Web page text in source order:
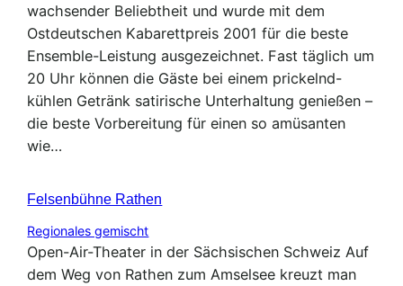
wachsender Beliebtheit und wurde mit dem
Ostdeutschen Kabarettpreis 2001 für die beste
Ensemble-Leistung ausgezeichnet. Fast täglich um
20 Uhr können die Gäste bei einem prickelnd-
kühlen Getränk satirische Unterhaltung genießen –
die beste Vorbereitung für einen so amüsanten
wie…
Felsenbühne Rathen
Regionales gemischt
Open-Air-Theater in der Sächsischen Schweiz Auf
dem Weg von Rathen zum Amselsee kreuzt man